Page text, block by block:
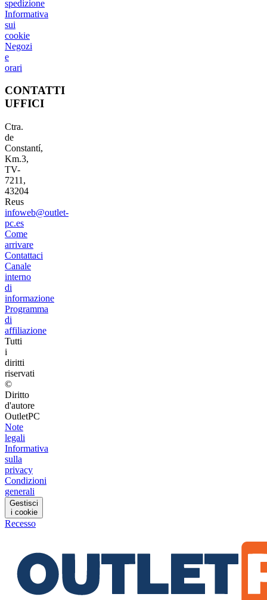
spedizione
Informativa
sui
cookie
Negozi
e
orari
CONTATTI
UFFICI
Ctra.
de
Constantí,
Km.3,
TV-
7211,
43204
Reus
infoweb@outlet-
pc.es
Come
arrivare
Contattaci
Canale
interno
di
informazione
Programma
di
affiliazione
Tutti
i
diritti
riservati
©
Diritto
d'autore
OutletPC
Note
legali
Informativa
sulla
privacy
Condizioni
generali
Gestisci
i cookie
Recesso